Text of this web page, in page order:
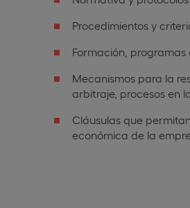
Procedimientos y
Formación,
Mecanismos para la
arbitraje, procesos en
Cláusulas que
económica de la